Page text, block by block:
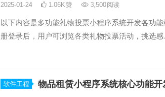
2025-01-24 1.06K赞 3,500阅读
以下内容是多功能礼物投票小程序系统开发各功
册登录后，用户可浏览各类礼物投票活动，挑选
软件工程 物品租赁小程序系统核心功能